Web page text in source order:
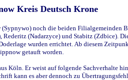
Kreis Deutsch Krone
noch die beiden Filialgemeinden
(Nadarzyce) und Stabitz (Zdbice).
wurden errichtet. Ab diesem
getauft worden.
Köln. Er weist auf folgende Sachverhalte
kann es aber dennoch zu